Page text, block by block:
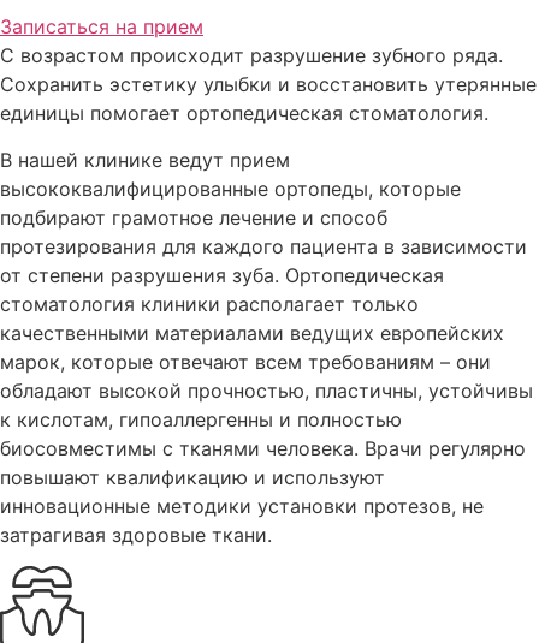
Записаться на прием
С возрастом происходит разрушение зубного ряда.
Сохранить эстетику улыбки и восстановить утерянные
единицы помогает ортопедическая стоматология.
В нашей клинике ведут прием
высококвалифицированные ортопеды, которые
подбирают грамотное лечение и способ
протезирования для каждого пациента в зависимости
от степени разрушения зуба. Ортопедическая
стоматология клиники располагает только
качественными материалами ведущих европейских
марок, которые отвечают всем требованиям – они
обладают высокой прочностью, пластичны, устойчивы
к кислотам, гипоаллергенны и полностью
биосовместимы с тканями человека. Врачи регулярно
повышают квалификацию и используют
инновационные методики установки протезов, не
затрагивая здоровые ткани.